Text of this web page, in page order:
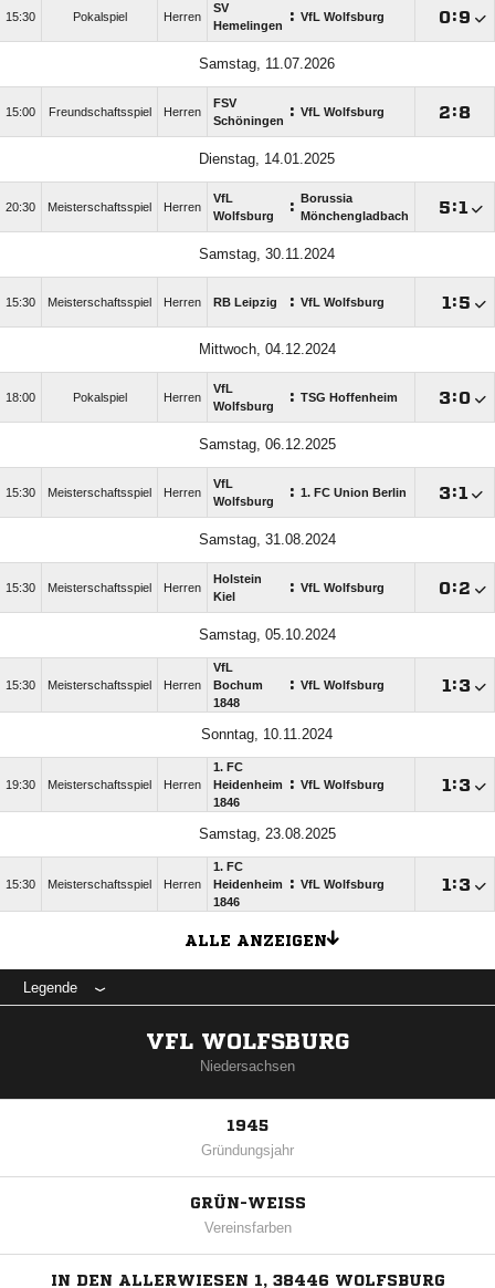
15:30 Pokalspiel Herren
SV
Hemelingen
: VfL Wolfsburg :
Samstag, 11.07.2026
15:00 Freundschaftsspiel Herren
FSV
Schöningen : VfL Wolfsburg :
Dienstag, 14.01.2025
20:30 Meisterschaftsspiel Herren
VfL
Wolfsburg
:
Borussia
Mönchengladbach
:
Samstag, 30.11.2024
15:30 Meisterschaftsspiel Herren RB Leipzig : VfL Wolfsburg :
Mittwoch, 04.12.2024
18:00 Pokalspiel Herren
VfL
Wolfsburg
: TSG Hoffenheim :
Samstag, 06.12.2025
15:30 Meisterschaftsspiel Herren
VfL
Wolfsburg
: 1. FC Union Berlin :
Samstag, 31.08.2024
15:30 Meisterschaftsspiel Herren
Holstein
Kiel
: VfL Wolfsburg :
Samstag, 05.10.2024
15:30 Meisterschaftsspiel Herren
VfL
Bochum
1848
: VfL Wolfsburg :
Sonntag, 10.11.2024
19:30 Meisterschaftsspiel Herren
1. FC
Heidenheim
1846
: VfL Wolfsburg :
Samstag, 23.08.2025
15:30 Meisterschaftsspiel Herren
1. FC
Heidenheim
1846
: VfL Wolfsburg :
ALLE ANZEIGEN
Legende
VFL WOLFSBURG
Niedersachsen
1945
Gründungsjahr
GRÜN-WEISS
Vereinsfarben
IN DEN ALLERWIESEN 1, 38446 WOLFSBURG